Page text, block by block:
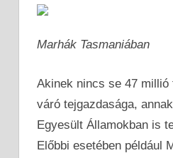
Marhák Tasmaniában
Akinek nincs se 47
váró tejgazdasága,
Egyesült Államokban is
Előbbi esetében például